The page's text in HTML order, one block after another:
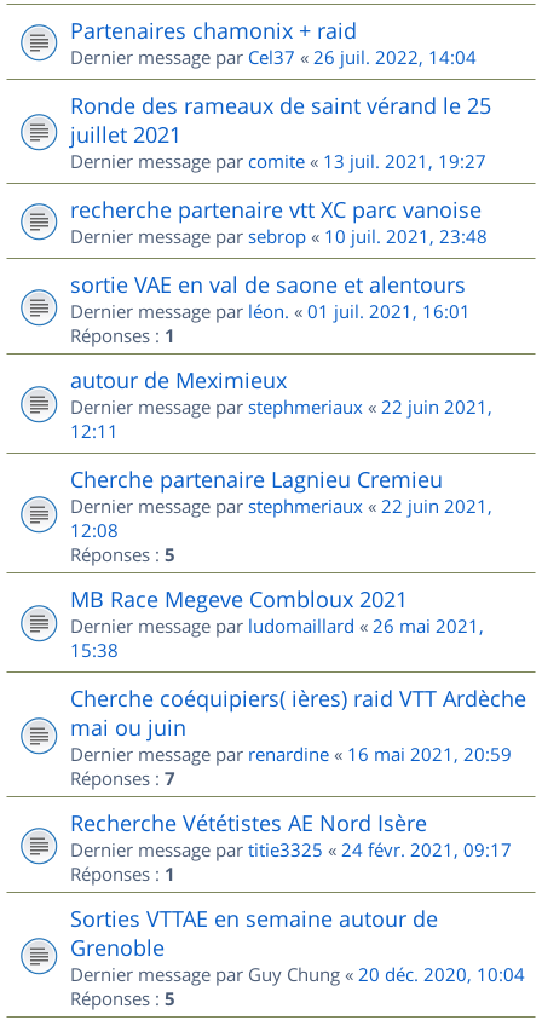
Partenaires chamonix + raid
Dernier message par Cel37 « 26 juil. 2022, 14:04
Ronde des rameaux de saint vérand le 25
juillet 2021
Dernier message par comite « 13 juil. 2021, 19:27
recherche partenaire vtt XC parc vanoise
Dernier message par sebrop « 10 juil. 2021, 23:48
sortie VAE en val de saone et alentours
Dernier message par léon. « 01 juil. 2021, 16:01
Réponses : 1
autour de Meximieux
Dernier message par stephmeriaux « 22 juin 2021,
12:11
Cherche partenaire Lagnieu Cremieu
Dernier message par stephmeriaux « 22 juin 2021,
12:08
Réponses : 5
MB Race Megeve Combloux 2021
Dernier message par ludomaillard « 26 mai 2021,
15:38
Cherche coéquipiers( ières) raid VTT Ardèche
mai ou juin
Dernier message par renardine « 16 mai 2021, 20:59
Réponses : 7
Recherche Vététistes AE Nord Isère
Dernier message par titie3325 « 24 févr. 2021, 09:17
Réponses : 1
Sorties VTTAE en semaine autour de
Grenoble
Dernier message par Guy Chung « 20 déc. 2020, 10:04
Réponses : 5